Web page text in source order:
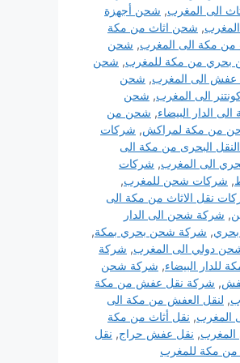
الى المغرب, شحن أجهزة
, شحن اثاث من مكة
من مكة الى المغرب, شحن
بحري من مكة للمغرب, شحن
الى المغرب, شحن
الى المغرب, شحن
الدار البيضاء, شحن من
من مكة لمراكش, شركات
البحرى من مكة الى
الى المغرب, شركات
, شركات شحن للمغرب,
نقل الاثاث من مكة الى
, شركة شحن الى الدار
, شركة شحن بحري بمكة,
دولي الى المغرب, شركة
البيضاء, شركة شحن
, شركة نقل عفش من مكة
, لنقل العفش من مكة الى
المغرب, نقل أثاث من مكة
, نقل عفش حراج, نقل
مكة للمغرب